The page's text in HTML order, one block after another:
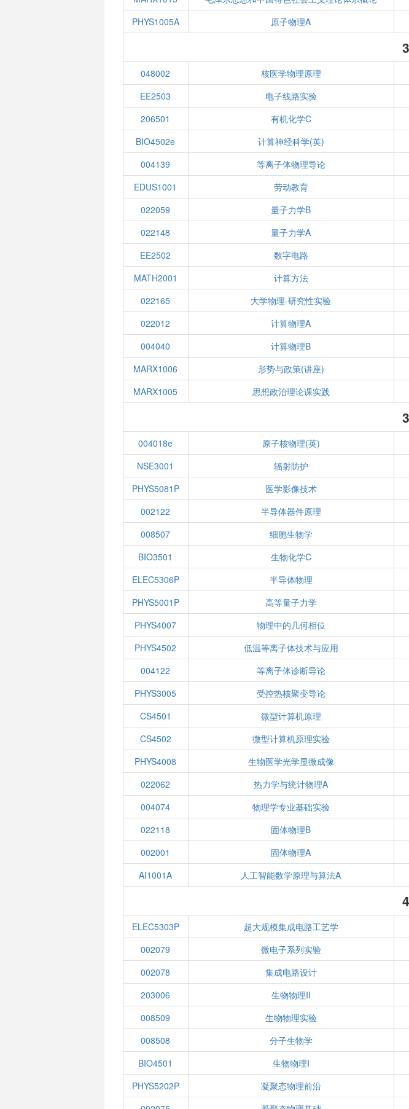
PHYS1005A
原子物理A
048002 核医学物理原理
EE2503
电子线路实验
206501
有机化学C
BIO4502e
计算神经科学(英)
004139
等离子体物理导论
EDUS1001
劳动教育
022059
量子力学B
022148
量子力学A
EE2502
数字电路
MATH2001
计算方法
022165
大学物理-研究性实验
022012
计算物理A
004040
计算物理B
MARX1006
形势与政策(讲座)
MARX1005
思想政治理论课实践
004018e 原子核物理(英)
NSE3001
辐射防护
PHYS5081P
医学影像技术
002122
半导体器件原理
008507
细胞生物学
BIO3501
生物化学C
ELEC5306P
半导体物理
PHYS5001P
高等量子力学
PHYS4007
物理中的几何相位
PHYS4502
低温等离子体技术与应用
004122
等离子体诊断导论
PHYS3005
受控热核聚变导论
CS4501
微型计算机原理
CS4502
微型计算机原理实验
PHYS4008
生物医学光学显微成像
022062
热力学与统计物理A
004074
物理学专业基础实验
022118
固体物理B
002001
固体物理A
AI1001A
人工智能数学原理与算法A
ELEC5303P 超大规模集成电路工艺学
002079
微电子系列实验
002078
集成电路设计
203006
生物物理II
008509
生物物理实验
008508
分子生物学
BIO4501
生物物理I
PHYS5202P
凝聚态物理前沿